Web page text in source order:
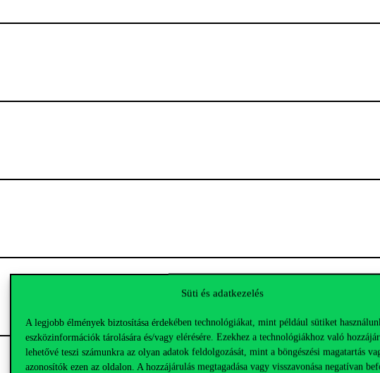
Süti és adatkezelés
A legjobb élmények biztosítása érdekében technológiákat, mint például sütiket
eszközinformációk tárolására és/vagy elérésére. Ezekhez a technológiákhoz való
lehetővé teszi számunkra az olyan adatok feldolgozását, mint a böngészési magatartás
azonosítók ezen az oldalon. A hozzájárulás megtagadása vagy visszavonása negatívan